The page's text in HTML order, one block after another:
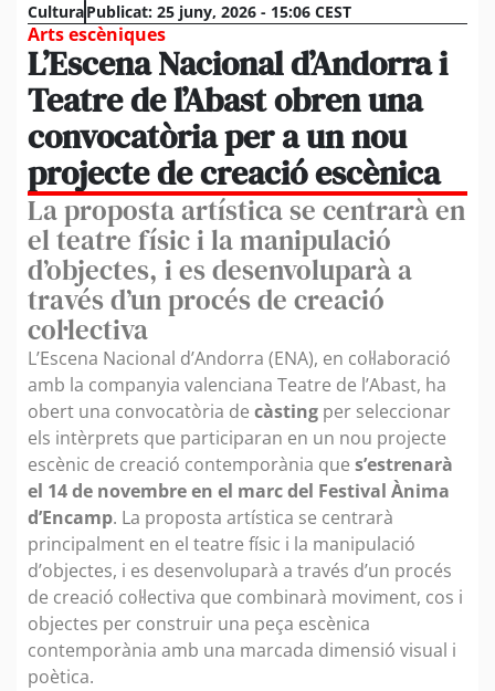
CulturaPublicat: 25 juny, 2026 - 15:06 CEST
Arts escèniques
L’Escena Nacional d’Andorra i
Teatre de l’Abast obren una
convocatòria per a un nou
projecte de creació escènica
La proposta artística se centrarà en
el teatre físic i la manipulació
d’objectes, i es desenvoluparà a
través d’un procés de creació
col·lectiva
L’Escena Nacional d’Andorra (ENA), en col·laboració
amb la companyia valenciana Teatre de l’Abast, ha
obert una convocatòria de càsting per seleccionar
els intèrprets que participaran en un nou projecte
escènic de creació contemporània que s’estrenarà
el 14 de novembre en el marc del Festival Ànima
d’Encamp. La proposta artística se centrarà
principalment en el teatre físic i la manipulació
d’objectes, i es desenvoluparà a través d’un procés
de creació col·lectiva que combinarà moviment, cos i
objectes per construir una peça escènica
contemporània amb una marcada dimensió visual i
poètica.